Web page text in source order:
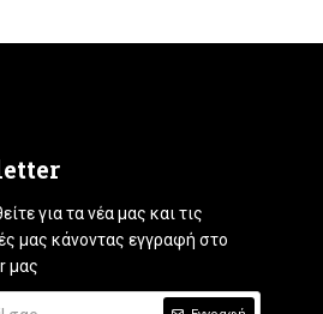
για τα νέα μας και τις
μας κάνοντας εγγραφή στο
μας